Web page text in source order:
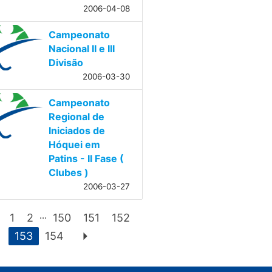
2006-04-08
Campeonato
Nacional II e III
Divisão
2006-03-30
Campeonato
Regional de
Iniciados de
Hóquei em
Patins - II Fase (
Clubes )
2006-03-27
1 2 ... 150 151
152
153
154 arrow_right